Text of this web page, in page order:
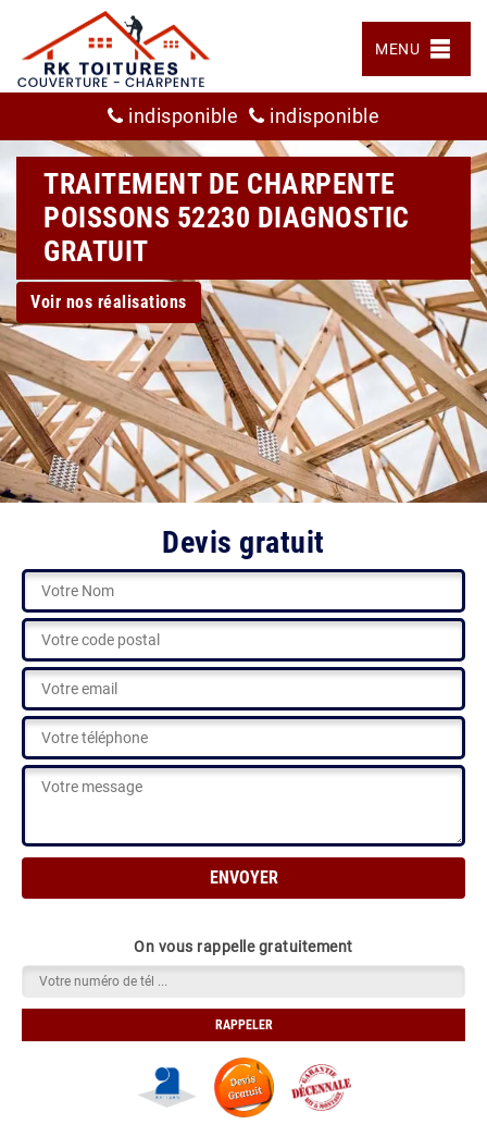
MENU
indisponible indisponible
TRAITEMENT DE CHARPENTE
POISSONS 52230 DIAGNOSTIC
GRATUIT
Voir nos réalisations
Devis gratuit
On vous rappelle gratuitement